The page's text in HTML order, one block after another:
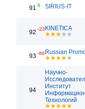
91 8 SIRIUS-IT
92 -23 KINETICA
93 -86 Russian
94
Научно-
Институт
Технологий